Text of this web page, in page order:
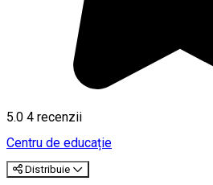
5.0 4 recenzii
Centru de educație
Distribuie